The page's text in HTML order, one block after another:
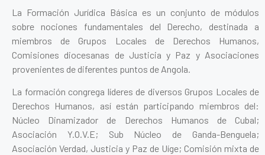
La Formación Jurídica Básica es un conjunto de módulos
sobre nociones fundamentales del Derecho, destinada a
miembros de Grupos Locales de Derechos Humanos,
Comisiones diocesanas de Justicia y Paz y Asociaciones
provenientes de diferentes puntos de Angola.
La formación congrega líderes de diversos Grupos Locales de
Derechos Humanos, así están participando miembros del:
Núcleo Dinamizador de Derechos Humanos de Cubal;
Asociación Y.O.V.E; Sub Núcleo de Ganda-Benguela;
Asociación Verdad, Justicia y Paz de Uíge; Comisión mixta de